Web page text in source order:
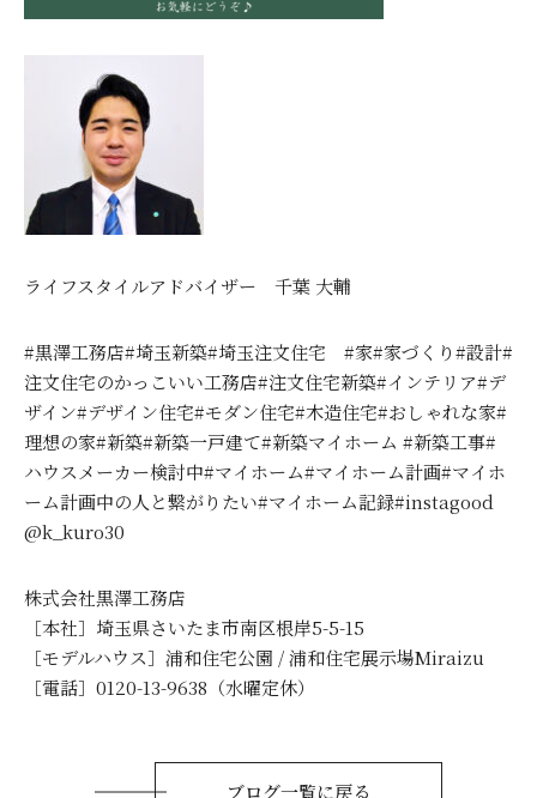
ライフスタイルアドバイザー 千葉 大輔
#黒澤工務店#埼玉新築#埼玉注文住宅 #家#家づくり#設計#
注文住宅のかっこいい工務店#注文住宅新築#インテリア#デ
ザイン#デザイン住宅#モダン住宅#木造住宅#おしゃれな家#
理想の家#新築#新築一戸建て#新築マイホーム #新築工事#
ハウスメーカー検討中#マイホーム#マイホーム計画#マイホ
ーム計画中の人と繋がりたい#マイホーム記録#instagood
@k_kuro30
株式会社黒澤工務店
［本社］埼玉県さいたま市南区根岸5-5-15
［モデルハウス］浦和住宅公園 / 浦和住宅展示場Miraizu
［電話］0120-13-9638（水曜定休）
ブログ一覧に戻る